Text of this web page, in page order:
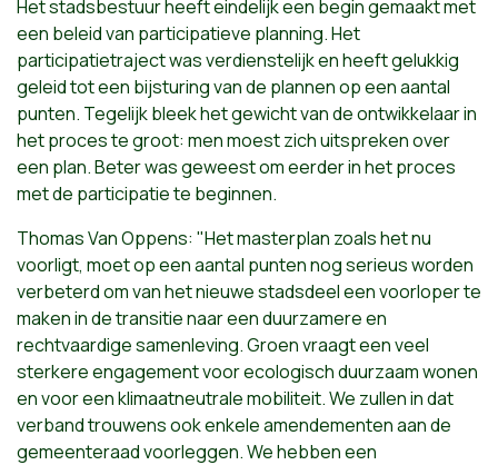
Het stadsbestuur heeft eindelijk een begin gemaakt met
een beleid van participatieve planning. Het
participatietraject was verdienstelijk en heeft gelukkig
geleid tot een bijsturing van de plannen op een aantal
punten. Tegelijk bleek het gewicht van de ontwikkelaar in
het proces te groot: men moest zich uitspreken over
een plan. Beter was geweest om eerder in het proces
met de participatie te beginnen.
Thomas Van Oppens: "Het masterplan zoals het nu
voorligt, moet op een aantal punten nog serieus worden
verbeterd om van het nieuwe stadsdeel een voorloper te
maken in de transitie naar een duurzamere en
rechtvaardige samenleving. Groen vraagt een veel
sterkere engagement voor ecologisch duurzaam wonen
en voor een klimaatneutrale mobiliteit. We zullen in dat
verband trouwens ook enkele amendementen aan de
gemeenteraad voorleggen. We hebben een